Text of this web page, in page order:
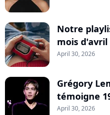
Notre
mois d'avril
April 30, 2026
Grégory
témoigne
April 30, 2026